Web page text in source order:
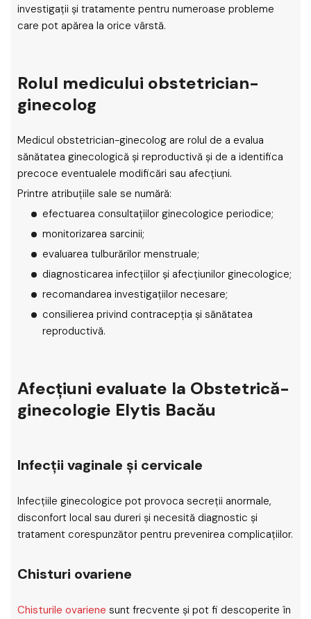
investigații și tratamente pentru numeroase probleme
care pot apărea la orice vârstă.
Rolul medicului obstetrician-
ginecolog
Medicul obstetrician-ginecolog are rolul de a evalua
sănătatea ginecologică și reproductivă și de a identifica
precoce eventualele modificări sau afecțiuni.
Printre atribuțiile sale se numără:
efectuarea consultațiilor ginecologice periodice;
monitorizarea sarcinii;
evaluarea tulburărilor menstruale;
diagnosticarea infecțiilor și afecțiunilor ginecologice;
recomandarea investigațiilor necesare;
consilierea privind contracepția și sănătatea
reproductivă.
Afecțiuni evaluate la Obstetrică-
ginecologie Elytis Bacău
Infecții vaginale și cervicale
Infecțiile ginecologice pot provoca secreții anormale,
disconfort local sau dureri și necesită diagnostic și
tratament corespunzător pentru prevenirea complicațiilor.
Chisturi ovariene
Chisturile ovariene sunt frecvente și pot fi descoperite în